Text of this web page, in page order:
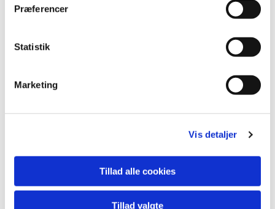
Præferencer
Statistik
Marketing
Vis detaljer
Tillad alle cookies
Tillad valgte
Du vil måske også kunne
lide...